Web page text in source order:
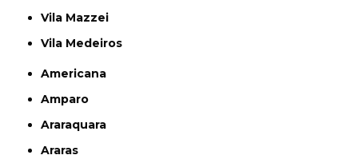
Vila Mazzei
Vila Medeiros
Americana
Amparo
Araraquara
Araras